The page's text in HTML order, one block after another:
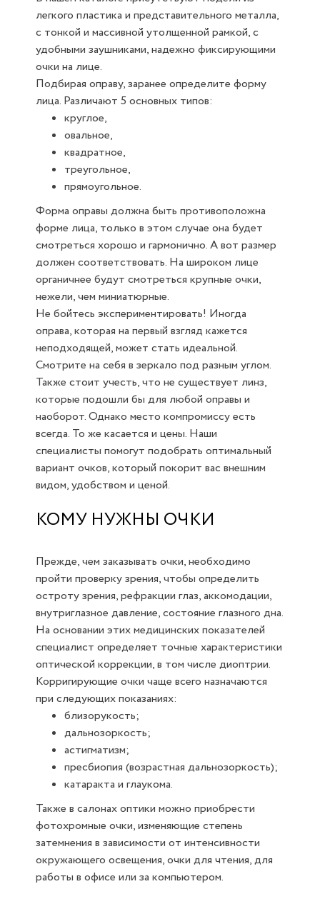
легкого пластика и представительного металла,
с тонкой и массивной утолщенной рамкой, с
удобными заушниками, надежно фиксирующими
очки на лице.
Подбирая оправу, заранее определите форму
лица. Различают 5 основных типов:
круглое,
овальное,
квадратное,
треугольное,
прямоугольное.
Форма оправы должна быть противоположна
форме лица, только в этом случае она будет
смотреться хорошо и гармонично. А вот размер
должен соответствовать. На широком лице
органичнее будут смотреться крупные очки,
нежели, чем миниатюрные.
Не бойтесь экспериментировать! Иногда
оправа, которая на первый взгляд кажется
неподходящей, может стать идеальной.
Смотрите на себя в зеркало под разным углом.
Также стоит учесть, что не существует линз,
которые подошли бы для любой оправы и
наоборот. Однако место компромиссу есть
всегда. То же касается и цены. Наши
специалисты помогут подобрать оптимальный
вариант очков, который покорит вас внешним
видом, удобством и ценой.
КОМУ НУЖНЫ ОЧКИ
Прежде, чем заказывать очки, необходимо
пройти проверку зрения, чтобы определить
остроту зрения, рефракции глаз, аккомодации,
внутриглазное давление, состояние глазного дна.
На основании этих медицинских показателей
специалист определяет точные характеристики
оптической коррекции, в том числе диоптрии.
Корригирующие очки чаще всего назначаются
при следующих показаниях:
близорукость;
дальнозоркость;
астигматизм;
пресбиопия (возрастная дальнозоркость);
катаракта и глаукома.
Также в салонах оптики можно приобрести
фотохромные очки, изменяющие степень
затемнения в зависимости от интенсивности
окружающего освещения, очки для чтения, для
работы в офисе или за компьютером.